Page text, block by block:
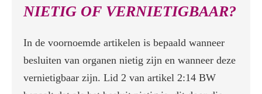
NIETIG OF VERNIETIGBAAR?
In de voornoemde artikelen is bepaald wanneer
besluiten van organen nietig zijn en wanneer deze
vernietigbaar zijn. Lid 2 van artikel 2:14 BW